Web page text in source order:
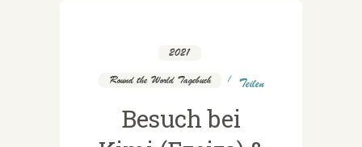
2021
Round the World Tagebuch Teilen
Besuch bei